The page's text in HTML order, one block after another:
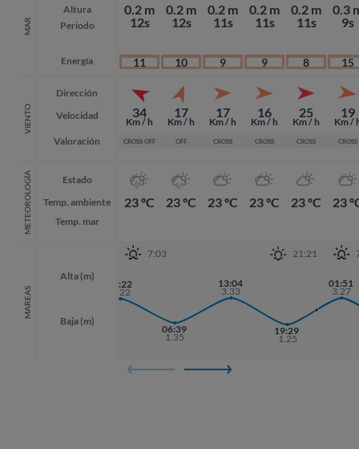
MAR
Altura
Periodo
Energía
VIENTO
Dirección
Velocidad
Valoración
METEOROLOGÍA
Estado
Temp. ambiente
Temp. mar
MAREAS
Alta (m)
Baja (m)
0.2 m
12s
11
34
Km / h
CROSS OFF
23 ºC
0.2 m
12s
10
17
Km / h
OFF
23 ºC
0.2 m
11s
9
17
Km / h
CROSS
23 ºC
0.2 m
11s
9
16
Km / h
CROSS
23 ºC
0.2 m
11s
8
25
Km / h
CROSS
23 ºC
7:03 21:21
18:01
00:22
3.22
06:39
1.35
13:04
3.33
19:29
1.25
01:51
3.27
0.3
9s
15
19
Km /
CROSS
23
19:29
1.25
01:51
3.27